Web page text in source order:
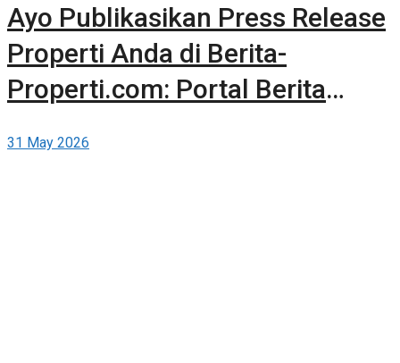
Ayo Publikasikan Press Release
Properti Anda di Berita-
Properti.com: Portal Berita
Indonesia
31 May 2026